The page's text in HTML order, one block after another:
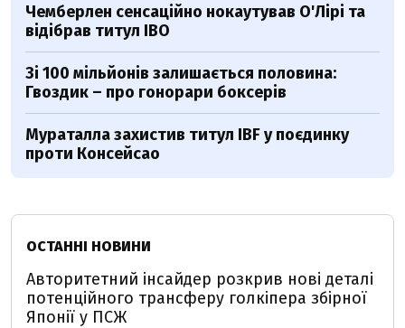
Чемберлен сенсаційно нокаутував О'Лірі та
відібрав титул IBO
Зі 100 мільйонів залишається половина:
Гвоздик – про гонорари боксерів
Мураталла захистив титул IBF у поєдинку
проти Консейсао
ОСТАННІ НОВИНИ
Авторитетний інсайдер розкрив нові деталі
потенційного трансферу голкіпера збірної
Японії у ПСЖ